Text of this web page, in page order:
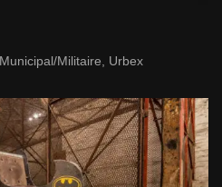
Municipal/Militaire Urbex